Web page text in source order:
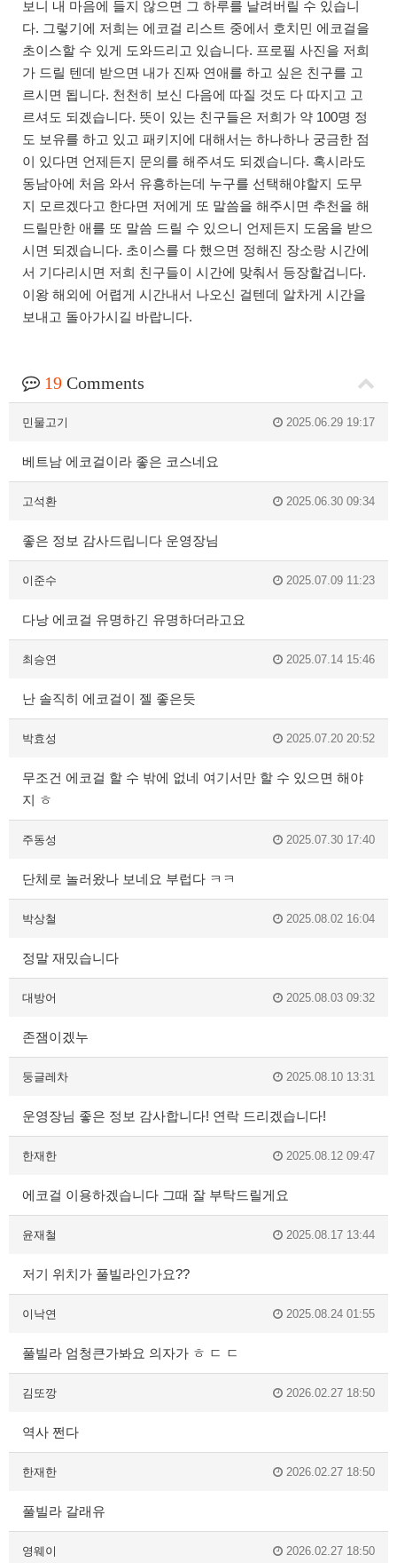
보니 내 마음에 들지 않으면 그 하루를 날려버릴 수 있습니
다. 그렇기에 저희는 에코걸 리스트 중에서 호치민 에코걸을
초이스할 수 있게 도와드리고 있습니다. 프로필 사진을 저희
가 드릴 텐데 받으면 내가 진짜 연애를 하고 싶은 친구를 고
르시면 됩니다. 천천히 보신 다음에 따질 것도 다 따지고 고
르셔도 되겠습니다. 뜻이 있는 친구들은 저희가 약 100명 정
도 보유를 하고 있고 패키지에 대해서는 하나하나 궁금한 점
이 있다면 언제든지 문의를 해주셔도 되겠습니다. 혹시라도
동남아에 처음 와서 유흥하는데 누구를 선택해야할지 도무
지 모르겠다고 한다면 저에게 또 말씀을 해주시면 추천을 해
드릴만한 애를 또 말씀 드릴 수 있으니 언제든지 도움을 받으
시면 되겠습니다. 초이스를 다 했으면 정해진 장소랑 시간에
서 기다리시면 저희 친구들이 시간에 맞춰서 등장할겁니다.
이왕 해외에 어렵게 시간내서 나오신 걸텐데 알차게 시간을
보내고 돌아가시길 바랍니다.
19 Comments
민물고기 2025.06.29 19:17
베트남 에코걸이라 좋은 코스네요
고석환 2025.06.30 09:34
좋은 정보 감사드립니다 운영장님
이준수 2025.07.09 11:23
다낭 에코걸 유명하긴 유명하더라고요
최승연 2025.07.14 15:46
난 솔직히 에코걸이 젤 좋은듯
박효성 2025.07.20 20:52
무조건 에코걸 할 수 밖에 없네 여기서만 할 수 있으면 해야
지 ㅎ
주동성 2025.07.30 17:40
단체로 놀러왔나 보네요 부럽다 ㅋㅋ
박상철 2025.08.02 16:04
정말 재밌습니다
대방어 2025.08.03 09:32
존잼이겠누
둥글레차 2025.08.10 13:31
운영장님 좋은 정보 감사합니다! 연락 드리겠습니다!
한재한 2025.08.12 09:47
에코걸 이용하겠습니다 그때 잘 부탁드릴게요
윤재철 2025.08.17 13:44
저기 위치가 풀빌라인가요??
이낙연 2025.08.24 01:55
풀빌라 엄청큰가봐요 의자가 ㅎ ㄷ ㄷ
김또깡 2026.02.27 18:50
역사 쩐다
한재한 2026.02.27 18:50
풀빌라 갈래유
영웨이 2026.02.27 18:50